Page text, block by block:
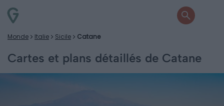
Monde Italie Sicile Catane
Cartes et plans détaillés de Catane